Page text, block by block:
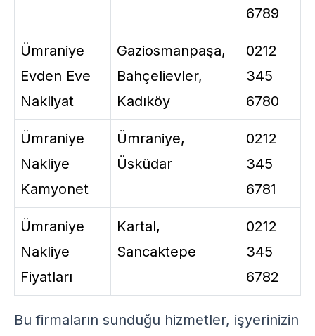
6789
Ümraniye
Evden Eve
Nakliyat
Gaziosmanpaşa,
Bahçelievler,
Kadıköy
0212
345
6780
Ümraniye
Nakliye
Kamyonet
Ümraniye,
Üsküdar
0212
345
6781
Ümraniye
Nakliye
Fiyatları
Kartal,
Sancaktepe
0212
345
6782
Bu firmaların sunduğu hizmetler, işyerinizin